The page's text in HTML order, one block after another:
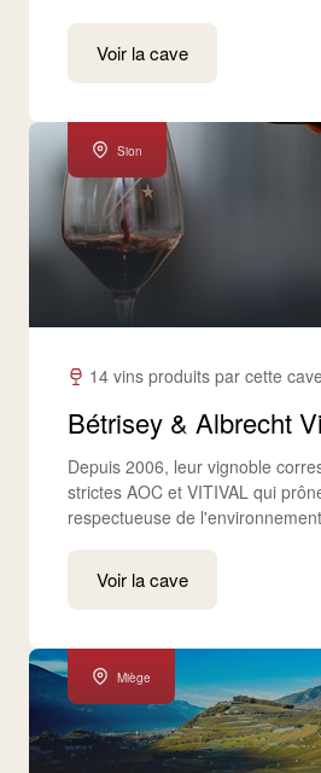
Voir la cave
Sion
14 vins produits par cette cave
Bétrisey & Albrecht
Depuis 2006, leur vignoble
strictes AOC et VITIVAL qui
respectueuse de
Voir la cave
Miège